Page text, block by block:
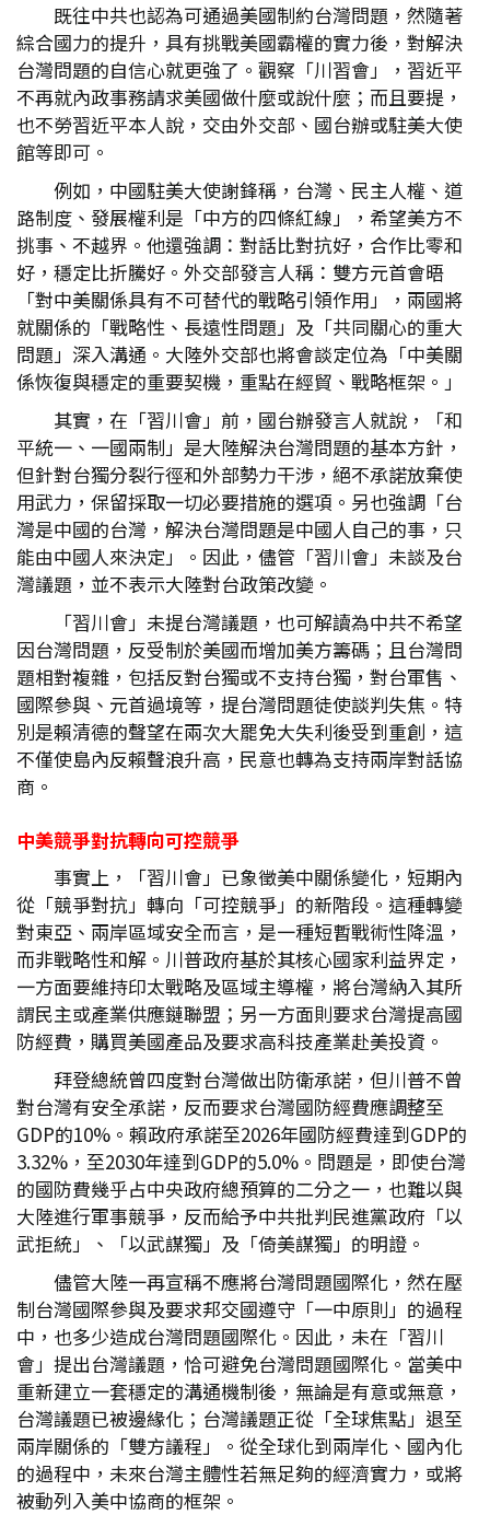
既往中共也認為可通過美國制約台灣問題，然隨著
綜合國力的提升，具有挑戰美國霸權的實力後，對解決
台灣問題的自信心就更強了。觀察「川習會」，習近平
不再就內政事務請求美國做什麼或說什麼；而且要提，
也不勞習近平本人說，交由外交部、國台辦或駐美大使
館等即可。
例如，中國駐美大使謝鋒稱，台灣、民主人權、道
路制度、發展權利是「中方的四條紅線」，希望美方不
挑事、不越界。他還強調：對話比對抗好，合作比零和
好，穩定比折騰好。外交部發言人稱：雙方元首會晤
「對中美關係具有不可替代的戰略引領作用」，兩國將
就關係的「戰略性、長遠性問題」及「共同關心的重大
問題」深入溝通。大陸外交部也將會談定位為「中美關
係恢復與穩定的重要契機，重點在經貿、戰略框架。」
其實，在「習川會」前，國台辦發言人就說，「和
平統一、一國兩制」是大陸解決台灣問題的基本方針，
但針對台獨分裂行徑和外部勢力干涉，絕不承諾放棄使
用武力，保留採取一切必要措施的選項。另也強調「台
灣是中國的台灣，解決台灣問題是中國人自己的事，只
能由中國人來決定」。因此，儘管「習川會」未談及台
灣議題，並不表示大陸對台政策改變。
「習川會」未提台灣議題，也可解讀為中共不希望
因台灣問題，反受制於美國而增加美方籌碼；且台灣問
題相對複雜，包括反對台獨或不支持台獨，對台軍售、
國際參與、元首過境等，提台灣問題徒使談判失焦。特
別是賴清德的聲望在兩次大罷免大失利後受到重創，這
不僅使島內反賴聲浪升高，民意也轉為支持兩岸對話協
商。
中美競爭對抗轉向可控競爭
事實上，「習川會」已象徵美中關係變化，短期內
從「競爭對抗」轉向「可控競爭」的新階段。這種轉變
對東亞、兩岸區域安全而言，是一種短暫戰術性降溫，
而非戰略性和解。川普政府基於其核心國家利益界定，
一方面要維持印太戰略及區域主導權，將台灣納入其所
謂民主或產業供應鏈聯盟；另一方面則要求台灣提高國
防經費，購買美國產品及要求高科技產業赴美投資。
拜登總統曾四度對台灣做出防衛承諾，但川普不曾
對台灣有安全承諾，反而要求台灣國防經費應調整至
GDP的10%。賴政府承諾至2026年國防經費達到GDP的
3.32%，至2030年達到GDP的5.0%。問題是，即使台灣
的國防費幾乎占中央政府總預算的二分之一，也難以與
大陸進行軍事競爭，反而給予中共批判民進黨政府「以
武拒統」、「以武謀獨」及「倚美謀獨」的明證。
儘管大陸一再宣稱不應將台灣問題國際化，然在壓
制台灣國際參與及要求邦交國遵守「一中原則」的過程
中，也多少造成台灣問題國際化。因此，未在「習川
會」提出台灣議題，恰可避免台灣問題國際化。當美中
重新建立一套穩定的溝通機制後，無論是有意或無意，
台灣議題已被邊緣化；台灣議題正從「全球焦點」退至
兩岸關係的「雙方議程」。從全球化到兩岸化、國內化
的過程中，未來台灣主體性若無足夠的經濟實力，或將
被動列入美中協商的框架。